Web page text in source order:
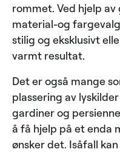
rommet. Ved hjelp
material-og
stilig og eksklusivt
varmt resultat.
Det er også mange
plassering av
gardiner og
å få hjelp på et enda
ønsker det. Isåfall